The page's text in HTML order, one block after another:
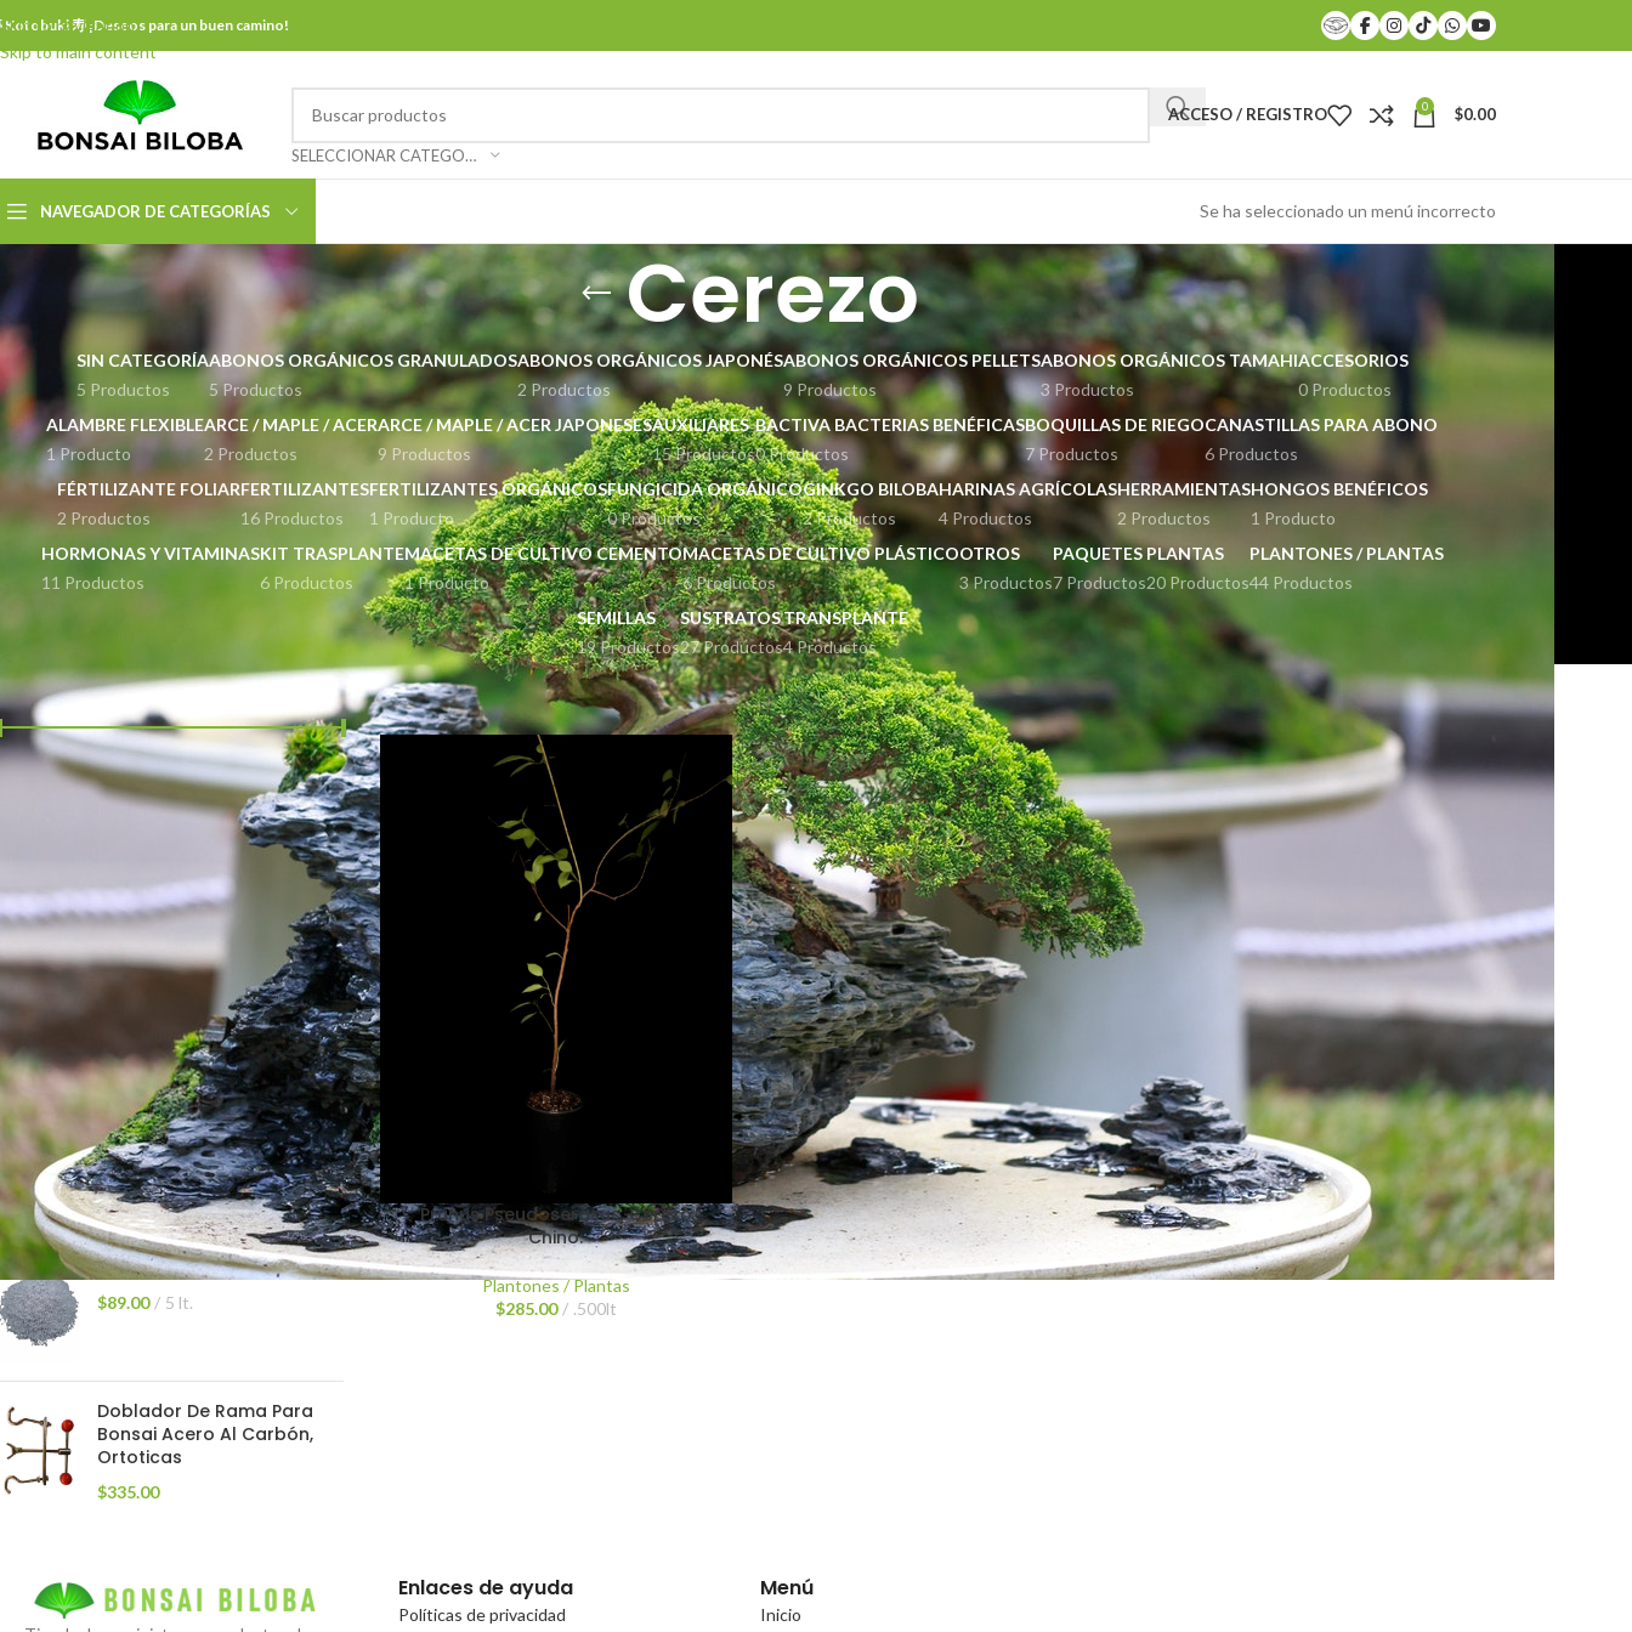
Skip to navigation
Skip to main content
Kotobuki 寿 ¡Deseos para un buen camino!
SELECCIONAR CATEGORÍA
ACCESO / REGISTRO 0 $0.00
NAVEGADOR DE CATEGORÍAS Se ha seleccionado un menú incorrecto
Cerezo
SIN CATEGORÍA
5 Productos
ABONOS ORGÁNICOS GRANULADOS
5 Productos
ABONOS ORGÁNICOS JAPONÉS
2 Productos
ABONOS ORGÁNICOS PELLETS
9 Productos
ABONOS ORGÁNICOS TAMAHI
3 Productos
ACCESORIOS
0 Productos
ALAMBRE FLEXIBLE
1 Producto
ARCE / MAPLE / ACER
2 Productos
ARCE / MAPLE / ACER JAPONESES
9 Productos
AUXILIARES
15 Productos
BACTIVA BACTERIAS BENÉFICAS
0 Productos
BOQUILLAS DE RIEGO
7 Productos
CANASTILLAS PARA ABONO
6 Productos
FÉRTILIZANTE FOLIAR
2 Productos
FERTILIZANTES
16 Productos
FERTILIZANTES ORGÁNICOS
1 Producto
FUNGICIDA ORGÁNICO
0 Productos
GINKGO BILOBA
2 Productos
HARINAS AGRÍCOLAS
4 Productos
HERRAMIENTAS
2 Productos
HONGOS BENÉFICOS
1 Producto
HORMONAS Y VITAMINAS
11 Productos
KIT TRASPLANTE
6 Productos
MACETAS DE CULTIVO CEMENTO
1 Producto
MACETAS DE CULTIVO PLÁSTICO
6 Productos
OTROS
3 Productos
PAQUETES
7 Productos
PLANTAS
20 Productos
PLANTONES / PLANTAS
44 Productos
SEMILLAS
19 Productos
SUSTRATOS
27 Productos
TRANSPLANTE
4 Productos
FILTER BY PRICE
FILTRAR
$280— $290
STOCK STATUS
En stock
TOP RATED PRODUCTS
Fertilizante Osmocote De
Liberación Lenta N-14 P-14
K-14
$235.00–$2,250.00 1.2 lt
Agrolita (Perlita) 5 lt.
$89.00 5 lt.
Doblador De Rama Para
Bonsai Acero Al Carbón,
Ortoticas
$335.00
Inicio Productos etiquetados “Cerezo” Mostrar 9 18
Prunus Pseudoserasus, Cerezo
Chino.
Plantones / Plantas
$285.00 .500lt
Enlaces de ayuda
Políticas de privacidad
Menú
Inicio